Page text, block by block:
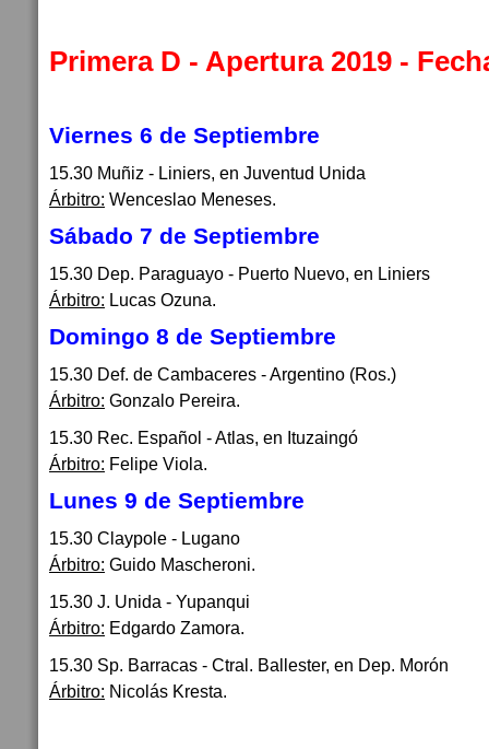
Primera D - Apertura 2019 -
Viernes 6 de Septiembre
15.30 Muñiz - Liniers, en Juventud Unida
Árbitro: Wenceslao Meneses.
Sábado 7 de Septiembre
15.30 Dep. Paraguayo - Puerto Nuevo, en Liniers
Árbitro: Lucas Ozuna.
Domingo 8 de Septiembre
15.30 Def. de Cambaceres - Argentino (Ros.)
Árbitro: Gonzalo Pereira.
15.30 Rec. Español - Atlas, en Ituzaingó
Árbitro: Felipe Viola.
Lunes 9 de Septiembre
15.30 Claypole - Lugano
Árbitro: Guido Mascheroni.
15.30 J. Unida - Yupanqui
Árbitro: Edgardo Zamora.
15.30 Sp. Barracas - Ctral. Ballester, en Dep. Morón
Árbitro: Nicolás Kresta.